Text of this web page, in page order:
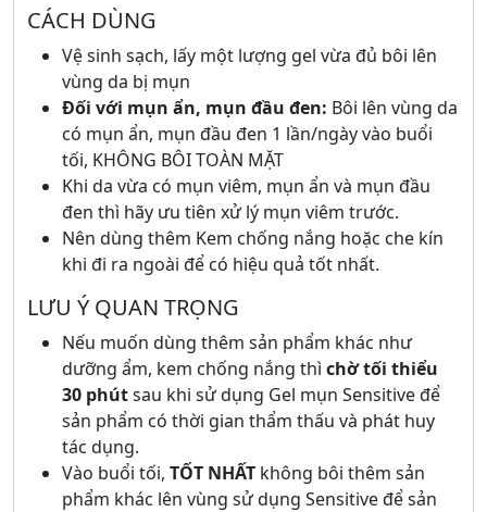
CÁCH DÙNG
Vệ sinh sạch, lấy một lượng gel vừa đủ bôi lên
vùng da bị mụn
Đối với mụn ẩn, mụn đầu đen: Bôi lên vùng da
có mụn ẩn, mụn đầu đen 1 lần/ngày vào buổi
tối, KHÔNG BÔI TOÀN MẶT
Khi da vừa có mụn viêm, mụn ẩn và mụn đầu
đen thì hãy ưu tiên xử lý mụn viêm trước.
Nên dùng thêm Kem chống nắng hoặc che kín
khi đi ra ngoài để có hiệu quả tốt nhất.
LƯU Ý QUAN TRỌNG
Nếu muốn dùng thêm sản phẩm khác như
dưỡng ẩm, kem chống nắng thì chờ tối thiểu
30 phútsau khi sử dụng Gel mụn Sensitive để
sản phẩm có thời gian thẩm thấu và phát huy
tác dụng.
Vào buổi tối, TỐT NHẤT không bôi thêm sản
phẩm khác lên vùng sử dụng Sensitive để sản